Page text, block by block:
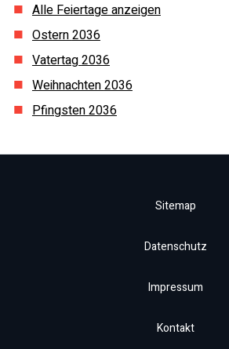
Alle Feiertage anzeigen
Ostern2036
Vatertag2036
Weihnachten2036
Pfingsten2036
Sitemap
Datenschutz
Impressum
Kontakt